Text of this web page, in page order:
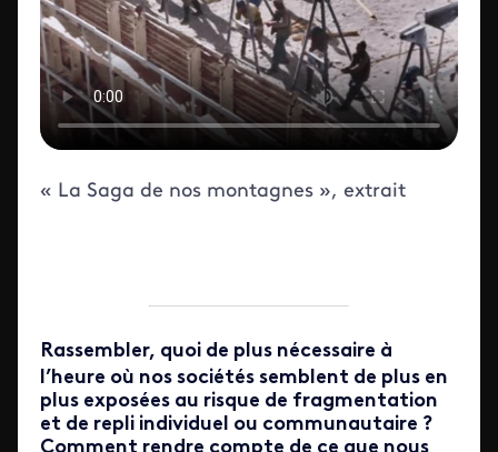
« La Saga de nos montagnes », extrait
Rassembler, quoi de plus nécessaire à
l’heure où nos sociétés semblent de plus en
plus exposées au risque de fragmentation
et de repli individuel ou communautaire ?
Comment rendre compte de ce que nous